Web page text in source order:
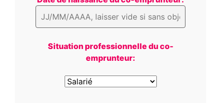
Situation professionnelle du co-
emprunteur: